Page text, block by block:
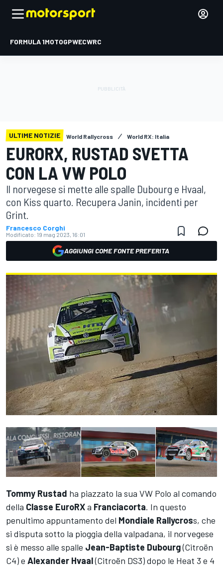
FORMULA 1MOTOGPWECWRC
ULTIME NOTIZIE World Rallycross World RX: Italia
EURORX, RUSTAD SVETTA
CON LA VW POLO
Il norvegese si mette alle spalle Dubourg e Hvaal,
con Kiss quarto. Recupera Janin, incidenti per
Grint.
Francesco Corghi
Modificato: 19 mag 2023, 16:01
AGGIUNGI COME FONTE PREFERITA
Tommy Rustad ha piazzato la sua VW Polo al comando
della Classe EuroRXa Franciacorta. In questo
penultimo appuntamento del Mondiale Rallycross, che
si disputa sotto la pioggia della valpadana, il norvegese
si è messo alle spalle Jean-Baptiste Dubourg(Citroën
C4) e Alexander Hvaal(Citroën DS3) dopo le Heat 3 e 4